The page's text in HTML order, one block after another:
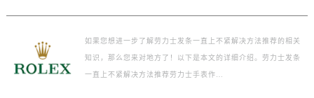
如果您想进一步了解劳力士发条一直上不紧解决方法推荐的相关
知识，那么您来对地方了！以下是本文的详细介绍。劳力士发条
一直上不紧解决方法推荐劳力士手表作…